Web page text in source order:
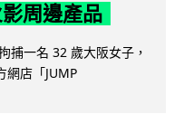
周邊產品
捕一名 32 歲大阪女子，
網店「JUMP